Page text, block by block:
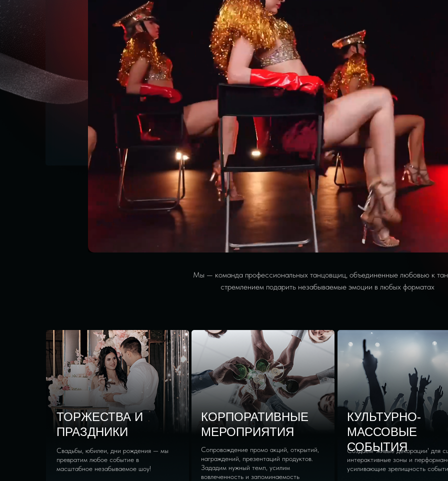
Мы — команда профессиональных танцовщиц, объединенные любовью к
стремлением подарить незабываемые эмоции в любых форматах
Свадьбы, юбилеи, дни рождения — мы
превратим любое событие в
масштабное незабываемое шоу!
ТОРЖЕСТВА И
ПРАЗДНИКИ
Сопровождение промо акций, открытий,
награждений, презентаций продуктов.
Зададим нужный темп, усилим
вовлеченность и запоминаемость
КОРПОРАТИВНЫЕ
МЕРОПРИЯТИЯ
Создаем 'живые декорации' для
интерактивные зоны и
усиливающие зрелищность
КУЛЬТУРНО-
МАССОВЫЕ
СОБЫТИЯ